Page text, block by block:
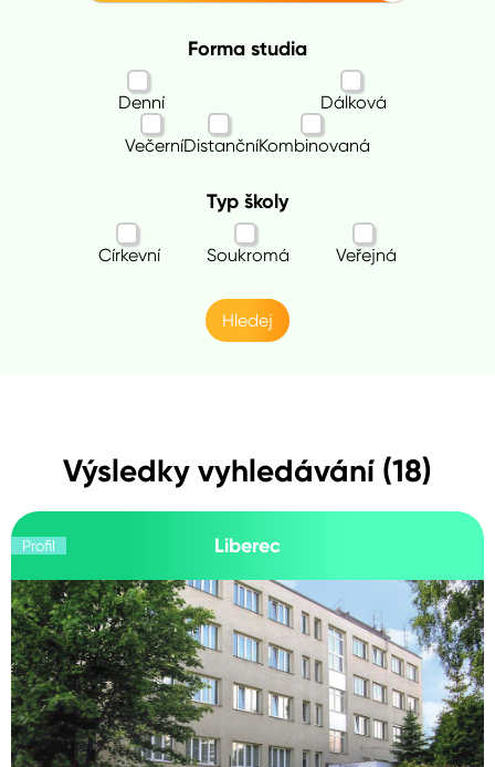
Forma studia
Denní Dálková
VečerníDistančníKombinovaná
Typ školy
Církevní Soukromá Veřejná
Hledej
Výsledky vyhledávání (18)
Profil Liberec